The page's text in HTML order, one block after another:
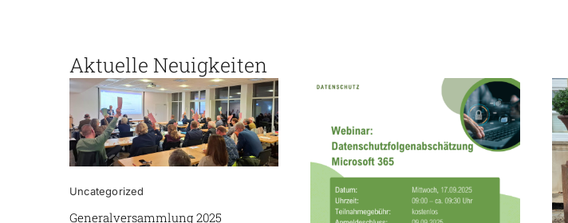
Aktuelle Neuigkeiten
Uncategorized
Generalversammlung 2025